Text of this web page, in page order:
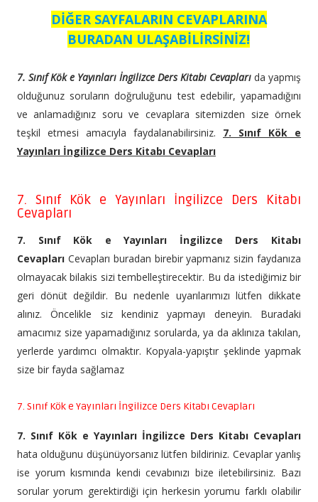
DİĞER SAYFALARIN CEVAPLARINA
BURADAN ULAŞABİLİRSİNİZ!
7. Sınıf Kök e Yayınları İngilizce Ders Kitabı Cevaplarıda yapmış
olduğunuz soruların doğruluğunu test edebilir, yapamadığını
ve anlamadığınız soru ve cevaplara sitemizden size örnek
teşkil etmesi amacıyla faydalanabilirsiniz. 7. Sınıf Kök e
Yayınları İngilizce Ders Kitabı Cevapları
7. Sınıf Kök e Yayınları İngilizce Ders Kitabı
Cevapları
7. Sınıf Kök e Yayınları İngilizce Ders Kitabı
Cevapları Cevapları buradan birebir yapmanız sizin faydanıza
olmayacak bilakis sizi tembelleştirecektir. Bu da istediğimiz bir
geri dönüt değildir. Bu nedenle uyarılarımızı lütfen dikkate
alınız. Öncelikle siz kendiniz yapmayı deneyin. Buradaki
amacımız size yapamadığınız sorularda, ya da aklınıza takılan,
yerlerde yardımcı olmaktır. Kopyala-yapıştır şeklinde yapmak
size bir fayda sağlamaz
7. Sınıf Kök e Yayınları İngilizce Ders Kitabı Cevapları
7. Sınıf Kök e Yayınları İngilizce Ders Kitabı Cevapları
hata olduğunu düşünüyorsanız lütfen bildiriniz. Cevaplar yanlış
ise yorum kısmında kendi cevabınızı bize iletebilirsiniz. Bazı
sorular yorum gerektirdiği için herkesin yorumu farklı olabilir